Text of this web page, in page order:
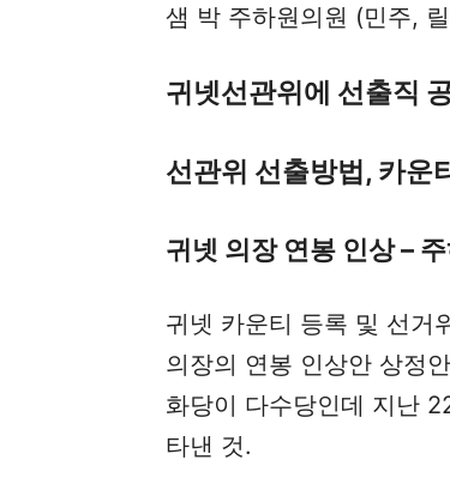
샘 박 주하원의원 (민주,
귀넷선관위에 선출직
선관위 선출방법, 카운
귀넷 의장 연봉 인상 –
귀넷 카운티 등록 및 선거
의장의 연봉 인상안 상정
화당이 다수당인데 지난
타낸 것.